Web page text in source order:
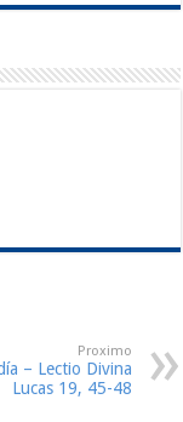
Proximo
– Lectio Divina
Lucas 19, 45-48